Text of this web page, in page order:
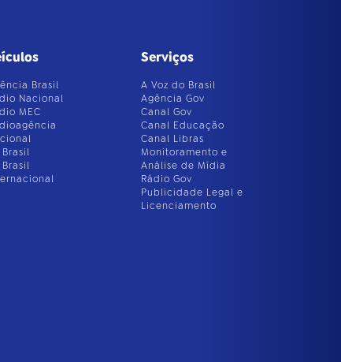
Brasil
Nacional
MEC
Brasil
Brasil
Serviços
A Voz do Brasil
Agência Gov
Canal Gov
Canal Educação
Canal Libras
Monitoramento e
Análise de Mídia
Rádio Gov
Publicidade Legal e
Licenciamento